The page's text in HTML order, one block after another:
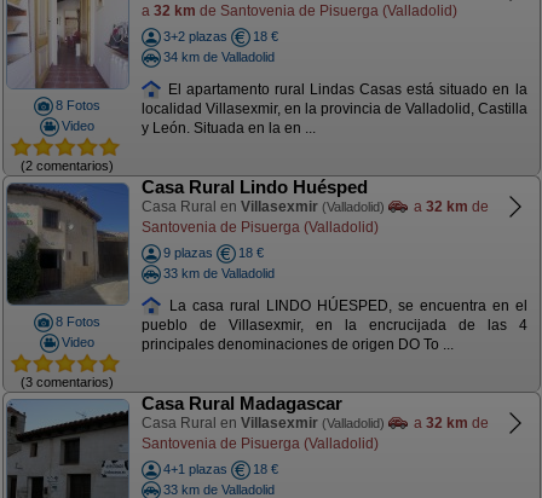
8 Fotos
Video
(2 comentarios)
a 32 km de Santovenia de Pisuerga (Valladolid)
3+2 plazas
18 €
34 km de Valladolid
El apartamento rural Lindas Casas está situado en la
localidad Villasexmir, en la provincia de Valladolid, Castilla
y León. Situada en la en ...
8 Fotos
Video
(3 comentarios)
Casa Rural Lindo Huésped
Casa Rural en Villasexmir (Valladolid) a 32 km de
Santovenia de Pisuerga (Valladolid)
9 plazas
18 €
33 km de Valladolid
La casa rural LINDO HÚESPED, se encuentra en el
pueblo de Villasexmir, en la encrucijada de las 4
principales denominaciones de origen DO To ...
Casa Rural Madagascar
Casa Rural en Villasexmir (Valladolid) a 32 km de
Santovenia de Pisuerga (Valladolid)
4+1 plazas
18 €
33 km de Valladolid